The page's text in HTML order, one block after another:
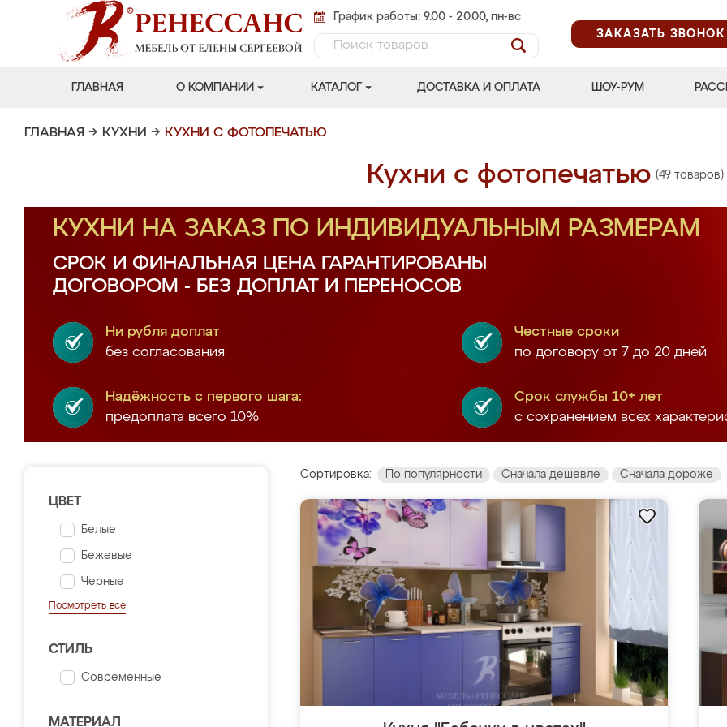
График работы: 9.00 - 20.00, пн-вс
ЗАКАЗАТЬ ЗВОНОК
ГЛАВНАЯ О КОМПАНИИ КАТАЛОГ ДОСТАВКА И ОПЛАТА ШОУ-РУМ
ГЛАВНАЯ → КУХНИ → КУХНИ С ФОТОПЕЧАТЬЮ
Кухни с фотопечатью (49 товаров)
КУХНИ НА ЗАКАЗ ПО ИНДИВИДУАЛЬНЫМ РАЗМЕРАМ
СРОК И ФИНАЛЬНАЯ ЦЕНА ГАРАНТИРОВАНЫ
ДОГОВОРОМ - БЕЗ ДОПЛАТ И ПЕРЕНОСОВ
Ни рубля доплат
без согласования
Честные сроки
по договору от 7 до 20 дней
Надёжность с первого шага:
предоплата всего 10%
Срок службы 10+ лет
с сохранением всех
ЦВЕТ
Белые
Бежевые
Черные
Посмотреть все
СТИЛЬ
Современные
МАТЕРИАЛ
Сортировка: По популярности Сначала дешевле Сначала дороже